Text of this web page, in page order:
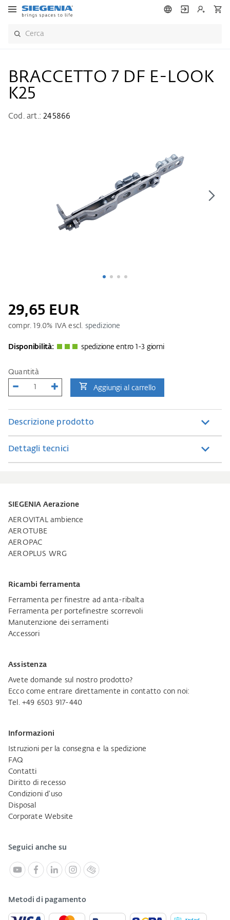
BRACCETTO 7 DF E-LOOK
K25
Cod. art.:245866
29,65 EUR
compr.19.0% IVA escl. spedizione
Disponibilità: spedizione entro 1-3 giorni
Quantità
Aggiungi al carrello
Descrizione prodotto
Dettagli tecnici
SIEGENIA Aerazione
AEROVITAL ambience
AEROTUBE
AEROPAC
AEROPLUS WRG
Ricambi ferramenta
Ferramenta per finestre ad anta-ribalta
Ferramenta per portefinestre scorrevoli
Manutenzione dei serramenti
Accessori
Assistenza
Avete domande sul nostro prodotto?
Ecco come entrare direttamente in contatto con noi:
Tel. +49 6503 917-440
Informazioni
Istruzioni per la consegna e la spedizione
FAQ
Contatti
Diritto di recesso
Condizioni d'uso
Disposal
Corporate Website
Seguici anche su
Metodi di pagamento